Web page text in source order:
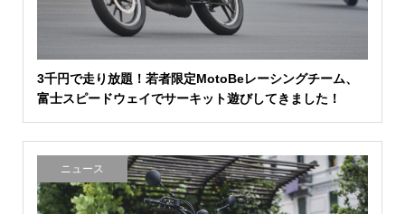
3千円で走り放題！若者限定MotoBeレーシングチーム、
富士スピードウェイでサーキット遊びしてきました！
ニュース